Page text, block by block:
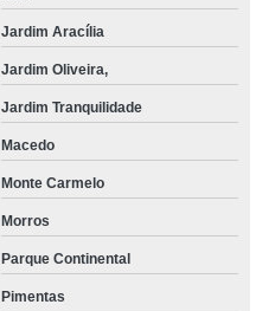
Jardim Aracília
Jardim Oliveira,
Jardim Tranquilidade
Macedo
Monte Carmelo
Morros
Parque Continental
Pimentas